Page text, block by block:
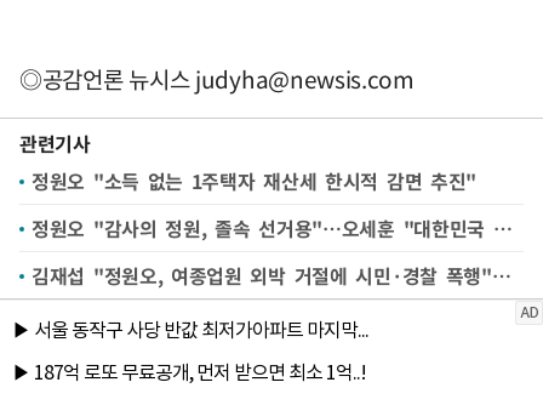
◎공감언론 뉴시스judyha@newsis.com
관련기사
정원오 "소득 없는 1주택자 재산세 한시적 감면 추진"
정원오 "감사의 정원, 졸속 선거용"…오세훈 "대한민국 자랑스러운 모습"(종합)
김재섭 "정원오, 여종업원 외박 거절에 시민·경찰 폭행"…정 "사실 아냐"(종합)